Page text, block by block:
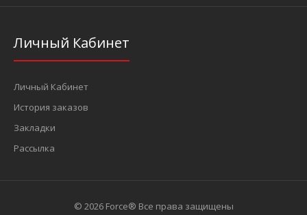
Личный Кабинет
Личный Кабинет
История заказов
Закладки
Рассылка
© 2026 Force® Все права защищены